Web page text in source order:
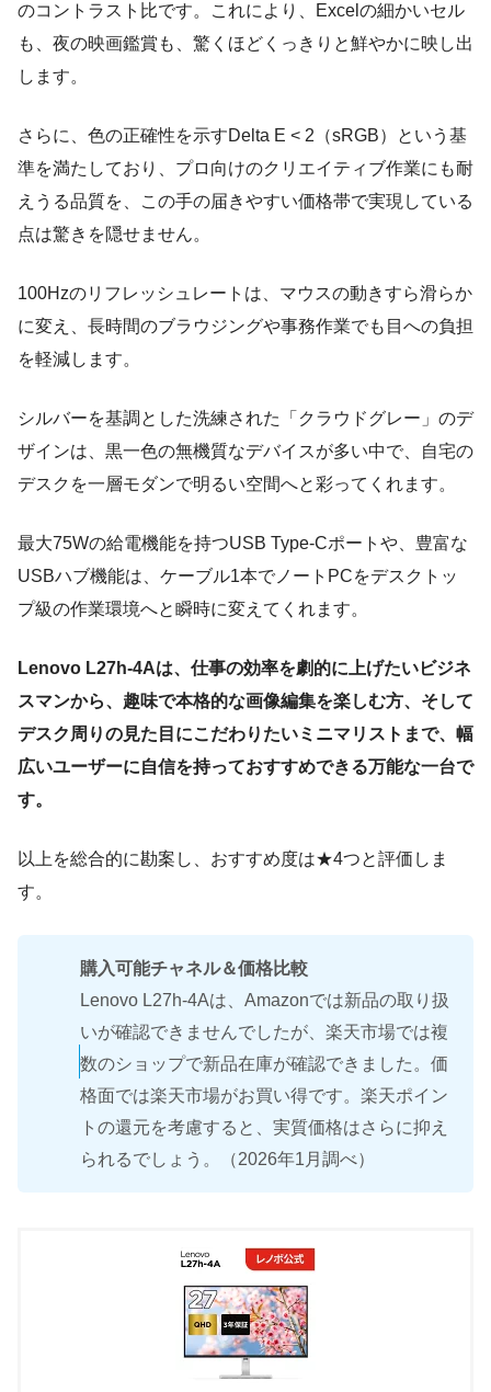
のコントラスト比です。これにより、Excelの細かいセル
も、夜の映画鑑賞も、驚くほどくっきりと鮮やかに映し出
します。
さらに、色の正確性を示すDelta E < 2（sRGB）という基
準を満たしており、プロ向けのクリエイティブ作業にも耐
えうる品質を、この手の届きやすい価格帯で実現している
点は驚きを隠せません。
100Hzのリフレッシュレートは、マウスの動きすら滑らか
に変え、長時間のブラウジングや事務作業でも目への負担
を軽減します。
シルバーを基調とした洗練された「クラウドグレー」のデ
ザインは、黒一色の無機質なデバイスが多い中で、自宅の
デスクを一層モダンで明るい空間へと彩ってくれます。
最大75Wの給電機能を持つUSB Type-Cポートや、豊富な
USBハブ機能は、ケーブル1本でノートPCをデスクトッ
プ級の作業環境へと瞬時に変えてくれます。
Lenovo L27h-4Aは、仕事の効率を劇的に上げたいビジネ
スマンから、趣味で本格的な画像編集を楽しむ方、そして
デスク周りの見た目にこだわりたいミニマリストまで、幅
広いユーザーに自信を持っておすすめできる万能な一台で
す。
以上を総合的に勘案し、おすすめ度は★4つと評価しま
す。
購入可能チャネル＆価格比較
Lenovo L27h-4Aは、Amazonでは新品の取り扱
いが確認できませんでしたが、楽天市場では複
数のショップで新品在庫が確認できました。価
格面では楽天市場がお買い得です。楽天ポイン
トの還元を考慮すると、実質価格はさらに抑え
られるでしょう。（2026年1月調べ）